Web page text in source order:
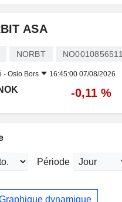
ASA
NORBT NO0010856511
- Oslo Bors 16:45:00 07/08/2026
-0,11 %
Période
dynamique